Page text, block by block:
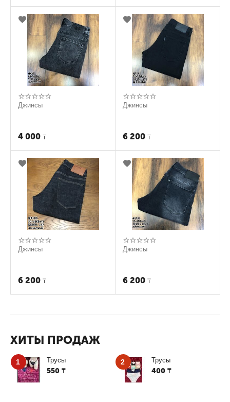
Джинсы
4 000 ₸
Джинсы
6 200 ₸
Джинсы
6 200 ₸
Джинсы
6 200 ₸
ХИТЫ ПРОДАЖ
1 Трусы
550 ₸
2 Трусы
400 ₸